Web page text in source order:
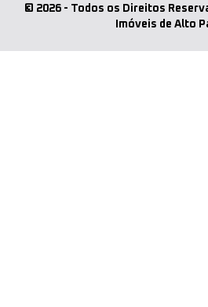
© 2026- Todos os Direitos
Imóveis de Alto